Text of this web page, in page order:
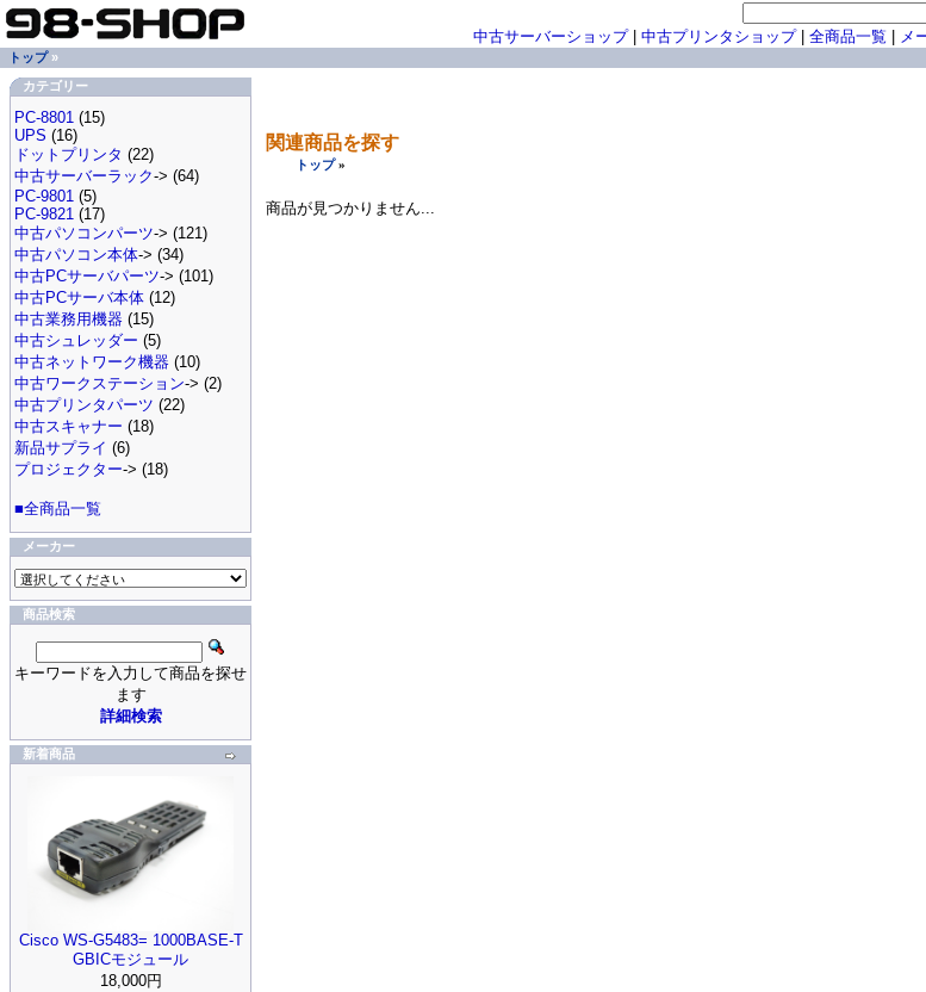
関連商品を探す
トップ»
商品が見つかりません...
中古サーバーショップ| 中古プリンタショップ| 全商品一覧 メ
トップ»
カテゴリー
PC-8801 (15)
UPS (16)
ドットプリンタ (22)
中古サーバーラック-> (64)
PC-9801 (5)
PC-9821 (17)
中古パソコンパーツ-> (121)
中古パソコン本体-> (34)
中古PCサーバパーツ-> (101)
中古PCサーバ本体 (12)
中古業務用機器 (15)
中古シュレッダー (5)
中古ネットワーク機器 (10)
中古ワークステーション-> (2)
中古プリンタパーツ (22)
中古スキャナー (18)
新品サプライ (6)
プロジェクター-> (18)
■全商品一覧
メーカー
商品検索
キーワードを入力して商品を探せ
ます
詳細検索
新着商品
Cisco WS-G5483= 1000BASE-T
GBICモジュール
18,000円